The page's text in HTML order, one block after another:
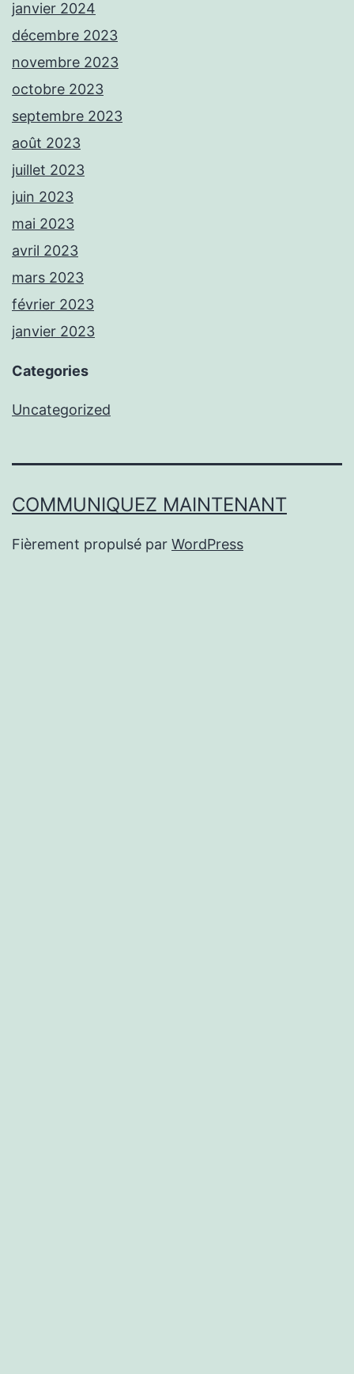
janvier 2024
décembre 2023
novembre 2023
octobre 2023
septembre 2023
août 2023
juillet 2023
juin 2023
mai 2023
avril 2023
mars 2023
février 2023
janvier 2023
Categories
Uncategorized
COMMUNIQUEZ MAINTENANT
Fièrement propulsé par WordPress